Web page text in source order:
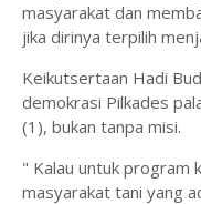
masyarakat dan
jika dirinya terpilih
Keikutsertaan Hadi
demokrasi Pilkades
(1), bukan tanpa misi.
" Kalau untuk program
masyarakat tani yang